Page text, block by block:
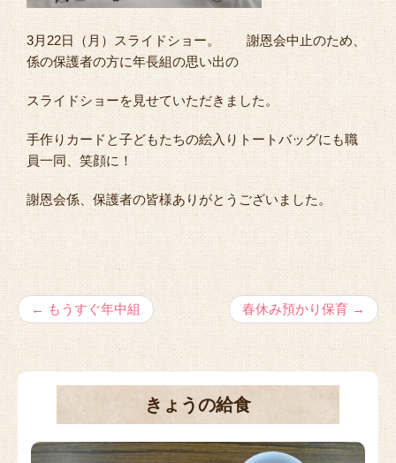
3月22日（月）スライドショー。 謝恩会中止のため、
係の保護者の方に年長組の思い出の
スライドショーを見せていただきました。
手作りカードと子どもたちの絵入りトートバッグにも職
員一同、笑顔に！
謝恩会係、保護者の皆様ありがとうございました。
← もうすぐ年中組 春休み預かり保育 →
きょうの給食